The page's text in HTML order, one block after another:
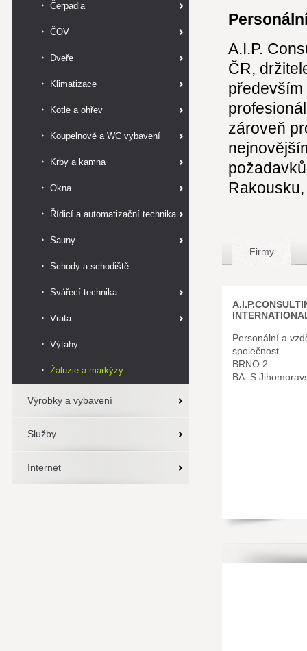
Čerpadla
ČOV
Dveře
Klimatizace
Kotle a ohřev
Koupelnové a WC vybavení
Krby a kamna
Okna
Řídicí a automatizační technika
Sauny
Schody a schodiště
Svářecí technika
Vrata
Výtahy
Žaluzie a markýzy
Výrobky a vybavení
Služby
Internet
A.I.P.
ČR,
zároveň
Firmy
Personální a
společnost
BRNO 2
BA: S